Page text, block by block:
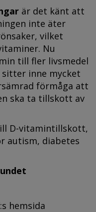
är det känt att
inte äter
vilket
Nu
till fler livsmedel
inne mycket
förmåga att
ska ta tillskott av
D-vitamintillskott,
autism, diabetes
hemsida